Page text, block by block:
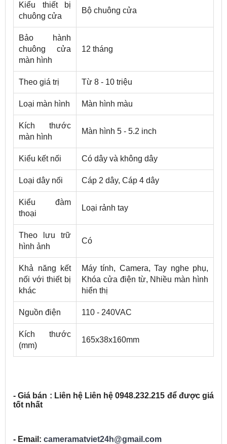
Kiểu thiết bị
chuông cửa
Bộ chuông cửa
Bảo hành
chuông cửa
màn hình
12 tháng
Theo giá trị Từ 8 - 10 triệu
Loại màn hình Màn hình màu
Kích thước
màn hình
Màn hình 5 - 5.2 inch
Kiểu kết nối Có dây và không dây
Loại dây nối Cáp 2 dây, Cáp 4 dây
Kiểu đàm
thoại
Loại rảnh tay
Theo lưu trữ
hình ảnh
Có
Khả năng kết
nối với thiết bị
khác
Máy tính, Camera, Tay nghe phụ,
Khóa cửa điện từ, Nhiều màn hình
hiển thị
Nguồn điện 110 - 240VAC
Kích thước
(mm)
165x38x160mm
- Giá bán : Liên hệ Liên hệ 0948.232.215 để được giá
tốt nhất
- Email: cameramatviet24h@gmail.com